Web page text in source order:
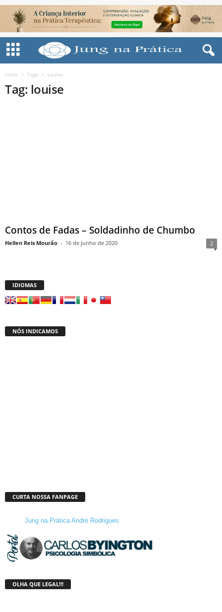
Início Tags Louise
Tag: louise
Contos de Fadas – Soldadinho de Chumbo
Hellen Reis Mourão - 16 de junho de 2020 2
IDIOMAS
NÓS INDICAMOS
CURTA NOSSA FANPAGE
Jung na Prática André Rodrigues
OLHA QUE LEGAL!!!